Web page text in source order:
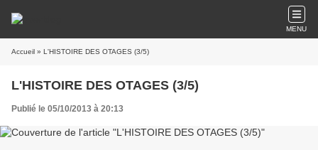
MENU
Accueil » L'HISTOIRE DES OTAGES (3/5)
L'HISTOIRE DES OTAGES (3/5)
Publié le 05/10/2013 à 20:13